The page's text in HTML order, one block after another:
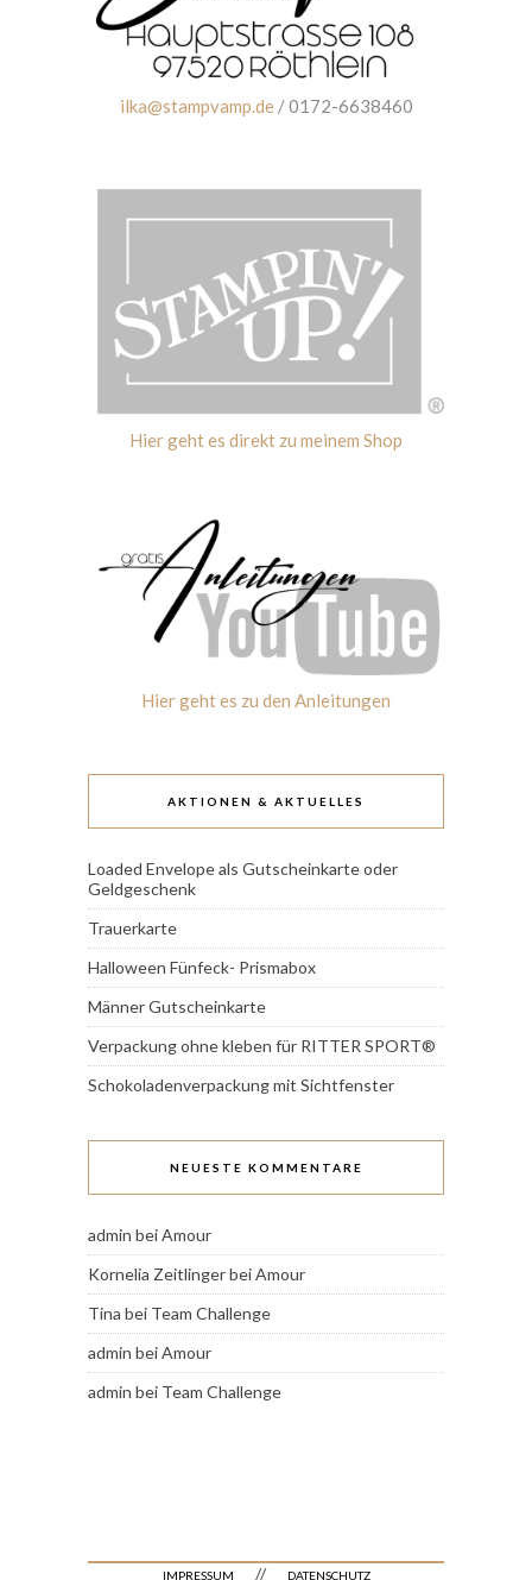
ilka@stampvamp.de/ 0172-6638460
Hier geht es direkt zu meinem Shop
Hier geht es zu den Anleitungen
AKTIONEN & AKTUELLES
Loaded Envelope als Gutscheinkarte oder
Geldgeschenk
Trauerkarte
Halloween Fünfeck- Prismabox
Männer Gutscheinkarte
Verpackung ohne kleben für RITTER SPORT®
Schokoladenverpackung mit Sichtfenster
NEUESTE KOMMENTARE
admin beiAmour
Kornelia ZeitlingerbeiAmour
Tina bei Team Challenge
admin beiAmour
admin bei Team Challenge
IMPRESSUM // DATENSCHUTZ